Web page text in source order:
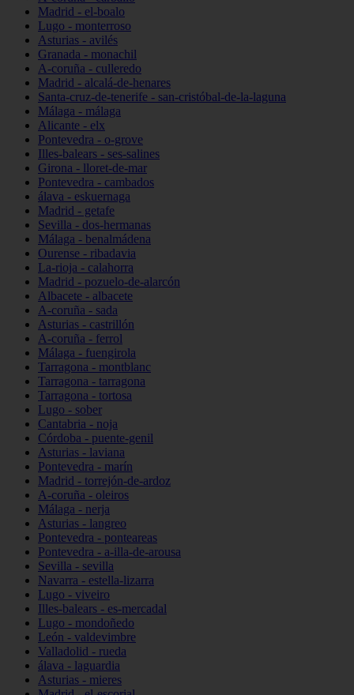
Madrid - el-boalo
Lugo - monterroso
Asturias - avilés
Granada - monachil
A-coruña - culleredo
Madrid - alcalá-de-henares
Santa-cruz-de-tenerife - san-cristóbal-de-la-laguna
Málaga - málaga
Alicante - elx
Pontevedra - o-grove
Illes-balears - ses-salines
Girona - lloret-de-mar
Pontevedra - cambados
álava - eskuernaga
Madrid - getafe
Sevilla - dos-hermanas
Málaga - benalmádena
Ourense - ribadavia
La-rioja - calahorra
Madrid - pozuelo-de-alarcón
Albacete - albacete
A-coruña - sada
Asturias - castrillón
A-coruña - ferrol
Málaga - fuengirola
Tarragona - montblanc
Tarragona - tarragona
Tarragona - tortosa
Lugo - sober
Cantabria - noja
Córdoba - puente-genil
Asturias - laviana
Pontevedra - marín
Madrid - torrejón-de-ardoz
A-coruña - oleiros
Málaga - nerja
Asturias - langreo
Pontevedra - ponteareas
Pontevedra - a-illa-de-arousa
Sevilla - sevilla
Navarra - estella-lizarra
Lugo - viveiro
Illes-balears - es-mercadal
Lugo - mondoñedo
León - valdevimbre
Valladolid - rueda
álava - laguardia
Asturias - mieres